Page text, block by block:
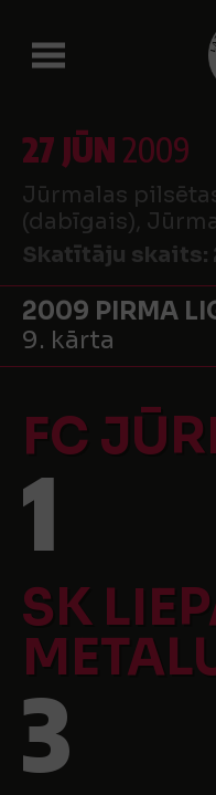
27 JŪN2009
Jūrmalas
(dabīgais),
Skatītāju skaits:
2009 PIRMA
9. kārta
FC
1
SK
3